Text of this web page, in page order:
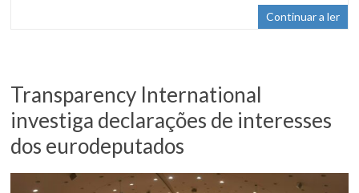
Continuar a ler
Transparency International
investiga declarações de interesses
dos eurodeputados